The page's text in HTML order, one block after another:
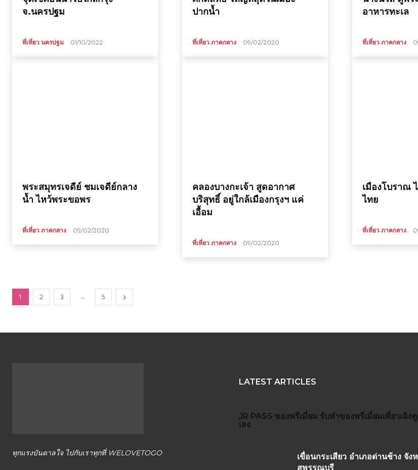
เที่ยว
ท่อง
คุณ
จ.นครปฐม
ที่เที่ยว นครปฐม 01/10/2022
ปากน้ำ
ที่เที่ยว ภาคกลาง 09/02/2020
อาหารทะเล
ที่เที่ยว ภาคกลาง
พระสมุทรเจดีย์ ชมเจดีย์กลาง
น้ำ ไหว้พระขอพร
ที่เที่ยว ภาคกลาง 09/02/2020
คลองบางกะเจ้า สูดอากาศ
บริสุทธิ์ อยู่ใกล้เมืองกรุงฯ แค่
เอื้อม
ที่เที่ยว ภาคกลาง 09/02/2020
เมืองโบราณ
ไทย
ที่เที่ยว ภาคกลาง
1 2 3 ... 5
ทุกแรงบันดาลใจ ไปกับเราทุกที่ WELOVETOGO
LATEST ARTICLES
JR PASS ของพรีเมี่ยม รับทำของพรีเมี่ยมเที่ยวเฉิง
เอง
เขื่อนกระเสียว อำเภอด่านช้าง จัง
สุพรรณบุรี